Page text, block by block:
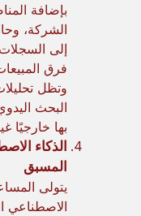
بإضافة
الشركة،
إلى
فرق
وتظل
البحث
بها خارجيًا
الذكاء
المسبق
يتولى
الاصطناعي